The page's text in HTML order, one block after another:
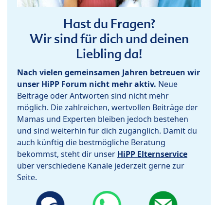
Hast du Fragen?
Wir sind für dich und deinen
Liebling da!
Nach vielen gemeinsamen Jahren betreuen wir
unser HiPP Forum nicht mehr aktiv. Neue
Beiträge oder Antworten sind nicht mehr
möglich. Die zahlreichen, wertvollen Beiträge der
Mamas und Experten bleiben jedoch bestehen
und sind weiterhin für dich zugänglich. Damit du
auch künftig die bestmögliche Beratung
bekommst, steht dir unser HiPP Elternservice
über verschiedene Kanäle jederzeit gerne zur
Seite.